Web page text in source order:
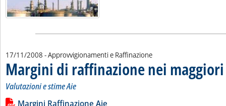
17/11/2008 - Approvvigionamenti e Raffinazione
Margini di raffinazione nei
Valutazioni e stime Aie
Leggi tutta la notizia: 'Margini di raffinazione nei maggiori
Margini Raffinazione Aie